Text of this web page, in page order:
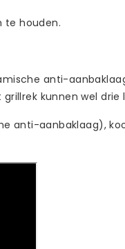
te houden.
anti-
kunnen wel
anti-aanbaklaag),